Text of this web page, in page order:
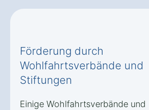
Förderung durch
Wohlfahrtsverbände und
Stiftungen
Einige Wohlfahrtsverbände und